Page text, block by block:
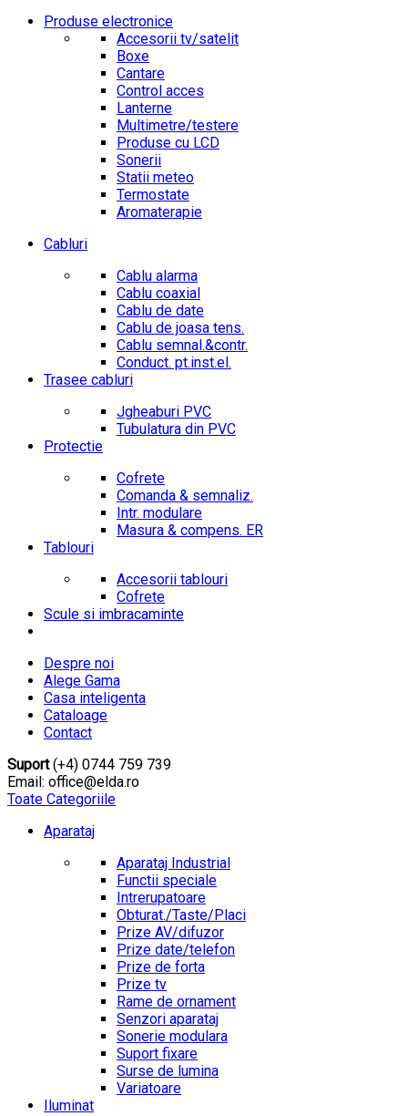
Produse electronice
Accesorii tv/satelit
Boxe
Cantare
Control acces
Lanterne
Multimetre/testere
Produse cu LCD
Sonerii
Statii meteo
Termostate
Aromaterapie
Cabluri
Cablu alarma
Cablu coaxial
Cablu de date
Cablu de joasa tens.
Cablu semnal.&contr.
Conduct. pt.inst.el.
Trasee cabluri
Jgheaburi PVC
Tubulatura din PVC
Protectie
Cofrete
Comanda & semnaliz.
Intr. modulare
Masura & compens. ER
Tablouri
Accesorii tablouri
Cofrete
Scule si imbracaminte
Despre noi
Alege Gama
Casa inteligenta
Cataloage
Contact
Suport(+4) 0744 759 739
Email: office@elda.ro
Toate Categoriile
Aparataj
Aparataj Industrial
Functii speciale
Intrerupatoare
Obturat./Taste/Placi
Prize AV/difuzor
Prize date/telefon
Prize de forta
Prize tv
Rame de ornament
Senzori aparataj
Sonerie modulara
Suport fixare
Surse de lumina
Variatoare
Iluminat